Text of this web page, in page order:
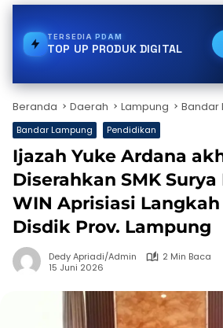
TERSEDIAPULSA
TOP UP PRODUK DIGITAL
Beranda Daerah Lampung Bandar
Bandar Lampung Pendidikan
Ijazah Yuke Ardana
Diserahkan SMK
WIN Aprisiasi
Disdik Prov. Lampung
Dedy Apriadi/Admin
2 Min Baca
15 Juni 2026